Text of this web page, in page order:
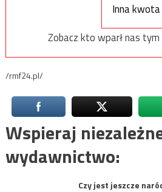
Inna kwota
Zobacz kto wparł nas tym
/rmf24.pl/
Wspieraj
wydawnictwo:
Czy jest jeszcze